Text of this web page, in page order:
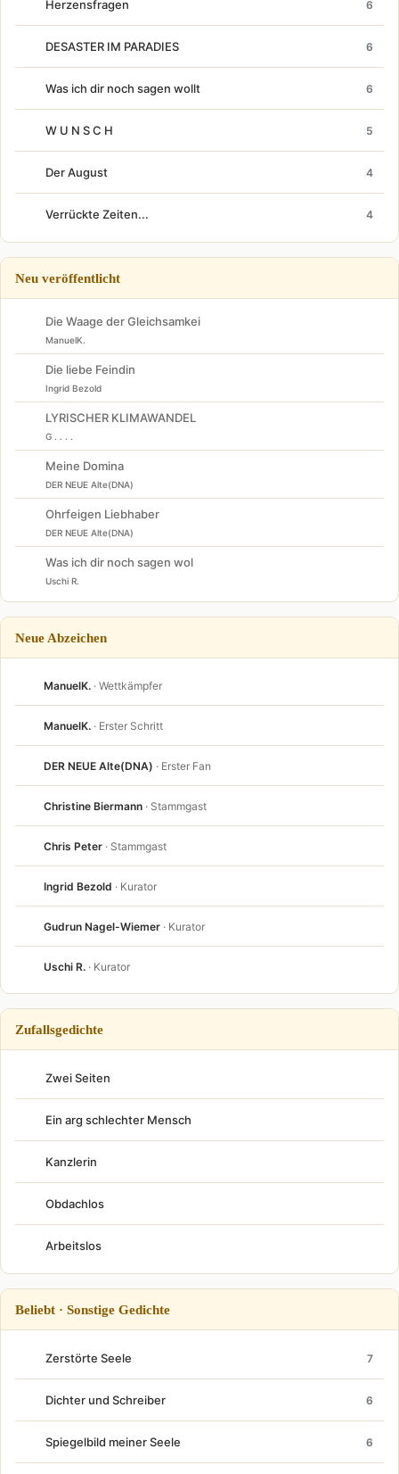
Herzensfragen 6
DESASTER IM PARADIES 6
Was ich dir noch sagen wollt 6
W U N S C H 5
Der August 4
Verrückte Zeiten... 4
Neu veröffentlicht
Die Waage der Gleichsamkei
ManuelK.
Die liebe Feindin
Ingrid Bezold
LYRISCHER KLIMAWANDEL
G . . . .
Meine Domina
DER NEUE Alte(DNA)
Ohrfeigen Liebhaber
DER NEUE Alte(DNA)
Was ich dir noch sagen wol
Uschi R.
Neue Abzeichen
ManuelK. · Wettkämpfer
ManuelK. · Erster Schritt
DER NEUE Alte(DNA) · Erster Fan
Christine Biermann · Stammgast
Chris Peter · Stammgast
Ingrid Bezold · Kurator
Gudrun Nagel-Wiemer · Kurator
Uschi R. · Kurator
Zufallsgedichte
Zwei Seiten
Ein arg schlechter Mensch
Kanzlerin
Obdachlos
Arbeitslos
Beliebt · Sonstige Gedichte
Zerstörte Seele 7
Dichter und Schreiber 6
Spiegelbild meiner Seele 6